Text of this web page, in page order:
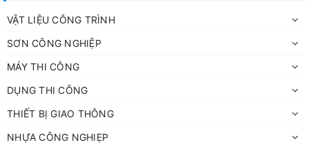
VẬT LIỆU CÔNG TRÌNH
SƠN CÔNG NGHIỆP
MÁY THI CÔNG
DỤNG THI CÔNG
THIẾT BỊ GIAO THÔNG
NHỰA CÔNG NGHIẸP